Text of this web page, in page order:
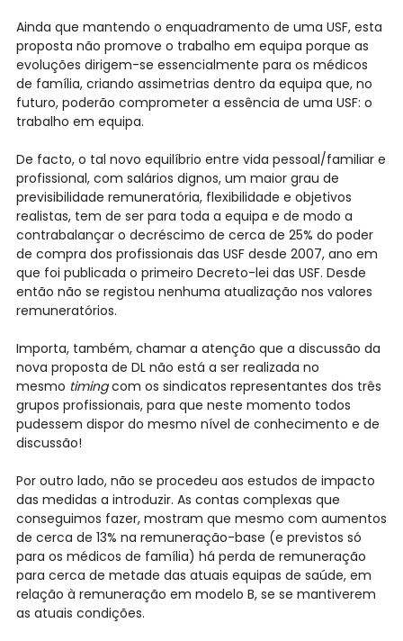
Ainda que mantendo o enquadramento de uma USF, esta
proposta não promove o trabalho em equipa porque as
evoluções dirigem-se essencialmente para os médicos
de família, criando assimetrias dentro da equipa que, no
futuro, poderão comprometer a essência de uma USF: o
trabalho em equipa.
De facto, o tal novo equilíbrio entre vida pessoal/familiar e
profissional, com salários dignos, um maior grau de
previsibilidade remuneratória, flexibilidade e objetivos
realistas, tem de ser para toda a equipa e de modo a
contrabalançar o decréscimo de cerca de 25% do poder
de compra dos profissionais das USF desde 2007, ano em
que foi publicada o primeiro Decreto-lei das USF. Desde
então não se registou nenhuma atualização nos valores
remuneratórios.
Importa, também, chamar a atenção que a discussão da
nova proposta de DL não está a ser realizada no
mesmo timingcom os sindicatos representantes dos três
grupos profissionais, para que neste momento todos
pudessem dispor do mesmo nível de conhecimento e de
discussão!
Por outro lado, não se procedeu aos estudos de impacto
das medidas a introduzir. As contas complexas que
conseguimos fazer, mostram que mesmo com aumentos
de cerca de 13% na remuneração-base (e previstos só
para os médicos de família) há perda de remuneração
para cerca de metade das atuais equipas de saúde, em
relação à remuneração em modelo B, se se mantiverem
as atuais condições.